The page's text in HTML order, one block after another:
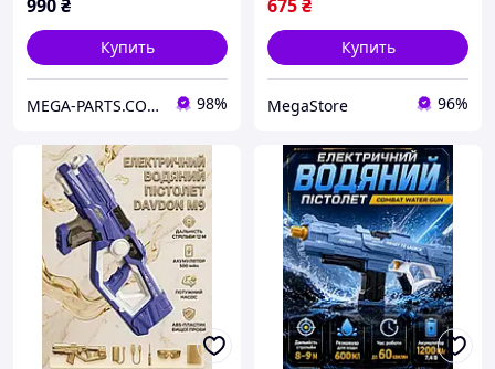
990₴
Купить
MEGA-PARTS.COM.UA 98%
675₴
Купить
MegaStore 96%